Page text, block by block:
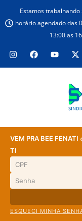
Estamos
horário agendado das
13:00 as
VEM PRA BEE FENATI
TI
ESQUECI MINHA